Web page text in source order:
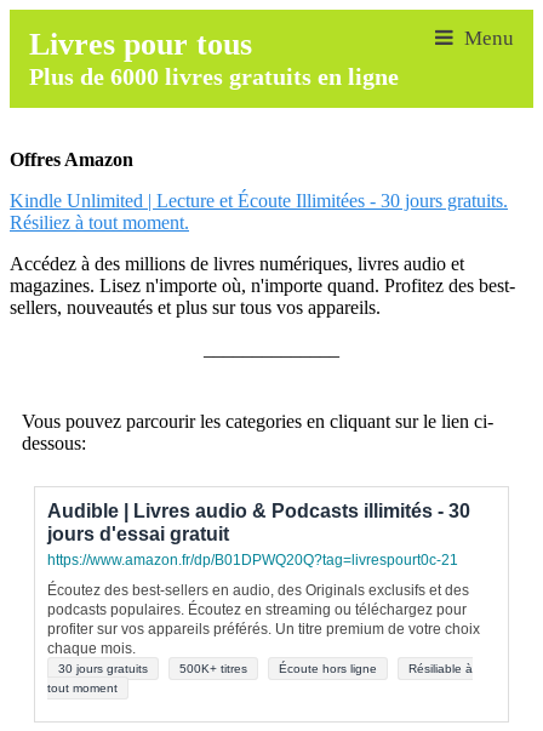
Livres pour tous
Plus de 6000 livres gratuits en ligne
Offres Amazon
Kindle Unlimited | Lecture et Écoute Illimitées - 30 jours gratuits.
Résiliez à tout moment.
Accédez à des millions de livres numériques, livres audio et
magazines. Lisez n'importe où, n'importe quand. Profitez des best-
sellers, nouveautés et plus sur tous vos appareils.
Vous pouvez parcourir les categories en cliquant sur le lien ci-
dessous:
Audible | Livres audio & Podcasts illimités - 30
jours d'essai gratuit
https://www.amazon.fr/dp/B01DPWQ20Q?tag=livrespourt0c-21
Écoutez des best-sellers en audio, des Originals exclusifs et des
podcasts populaires. Écoutez en streaming ou téléchargez pour
profiter sur vos appareils préférés. Un titre premium de votre choix
chaque mois.
30 jours gratuits 500K+ titres Écoute hors ligne
Résiliable à
tout moment